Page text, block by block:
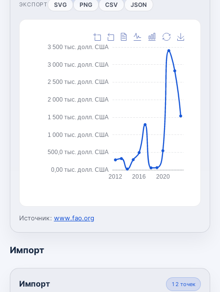
ЭКСПОРТ SVG PNG CSV JSON
0,00 тыс. долл. США
500,0 тыс. долл. США
1 000 тыс. долл. США
1 500 тыс. долл. США
2 000 тыс. долл. США
2 500 тыс. долл. США
3 000 тыс. долл. США
3 500 тыс. долл. США
2012 2016 2020
Источник: www.fao.org
Импорт
Импорт 12 точек